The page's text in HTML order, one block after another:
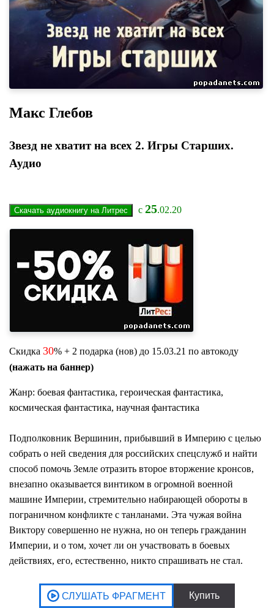
Макс Глебов
Звезд не хватит на всех 2. Игры Старших.
Аудио
с 25.02.20
Скидка 30% + 2 подарка (нов) до 15.03.21 по автокоду
(нажать на баннер)
Жанр: боевая фантастика, героическая фантастика,
космическая фантастика, научная фантастика
Подполковник Вершинин, прибывший в Империю с целью
собрать о ней сведения для российских спецслужб и найти
способ помочь Земле отразить второе вторжение кронсов,
внезапно оказывается винтиком в огромной военной
машине Империи, стремительно набирающей обороты в
пограничном конфликте с танланами. Эта чужая война
Виктору совершенно не нужна, но он теперь гражданин
Империи, и о том, хочет ли он участвовать в боевых
действиях, его, естественно, никто спрашивать не стал.